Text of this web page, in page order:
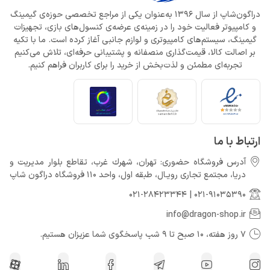
دراگون‌شاپ از سال 1396 به‌عنوان یکی از مراجع تخصصی حوزه‌ی گیمینگ
و کامپیوتر فعالیت خود را در زمینه‌ی عرضه‌ی کنسول‌های بازی، تجهیزات
گیمینگ، سیستم‌های کامپیوتری و لوازم جانبی آغاز کرده است. ما با تکیه
بر اصالت کالا، قیمت‌گذاری منصفانه و پشتیبانی حرفه‌ای، تلاش می‌کنیم
تجربه‌ای مطمئن و لذت‌بخش از خرید را برای کاربران فراهم کنیم.
ارتباط با ما
آدرس فروشگاه حضوری: تهران، شهرك غرب، تقاطع بلوار مدیریت و
دريا، مجتمع تجارى رويـال، طبقه اول، واحد 110 فروشگاه دراگون شاپ
021-91035390
|
021-28423344
info@dragon-shop.ir
7 روز هفته، 10 صبح تا 9 شب پاسخگوی شما عزیزان هستیم.